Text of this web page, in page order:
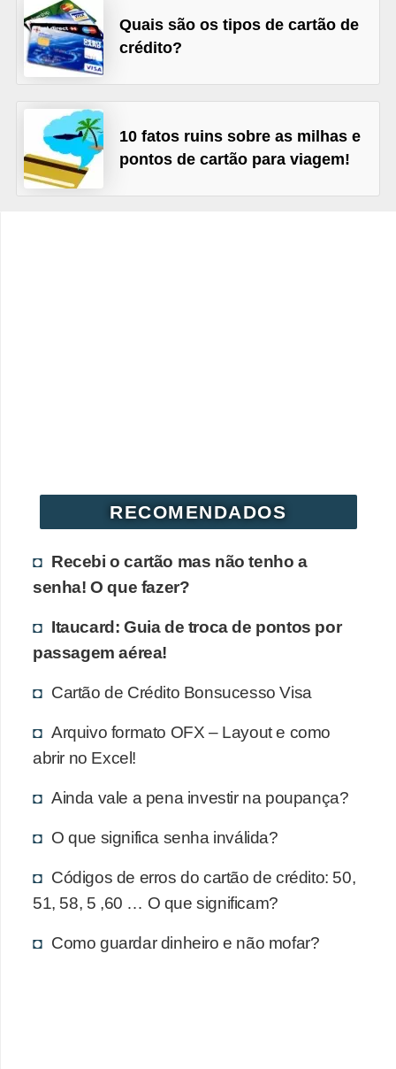
Quais são os tipos de cartão de
crédito?
10 fatos ruins sobre as milhas e
pontos de cartão para viagem!
RECOMENDADOS
Recebi o cartão mas não tenho a
senha! O que fazer?
Itaucard: Guia de troca de pontos por
passagem aérea!
Cartão de Crédito Bonsucesso Visa
Arquivo formato OFX – Layout e como
abrir no Excel!
Ainda vale a pena investir na poupança?
O que significa senha inválida?
Códigos de erros do cartão de crédito: 50,
51, 58, 5 ,60 … O que significam?
Como guardar dinheiro e não mofar?
o
C
a
r
ã
o
b
i
t
E
u
c
a
ã
o
i
n
a